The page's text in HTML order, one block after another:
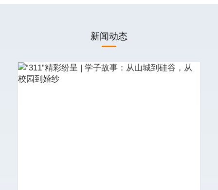
新闻动态